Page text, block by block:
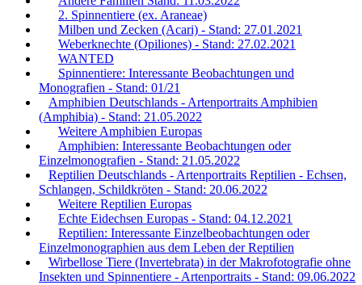
2. Spinnentiere (ex. Araneae)
Milben und Zecken (Acari) - Stand: 27.01.2021
Weberknechte (Opiliones) - Stand: 27.02.2021
WANTED
Spinnentiere: Interessante Beobachtungen und
Monografien - Stand: 01/21
Amphibien Deutschlands - Artenportraits Amphibien
(Amphibia) - Stand: 21.05.2022
Weitere Amphibien Europas
Amphibien: Interessante Beobachtungen oder
Einzelmonografien - Stand: 21.05.2022
Reptilien Deutschlands - Artenportraits Reptilien - Echsen,
Schlangen, Schildkröten - Stand: 20.06.2022
Weitere Reptilien Europas
Echte Eidechsen Europas - Stand: 04.12.2021
Reptilien: Interessante Einzelbeobachtungen oder
Einzelmonographien aus dem Leben der Reptilien
Wirbellose Tiere (Invertebrata) in der Makrofotografie ohne
Insekten und Spinnentiere - Artenportraits - Stand: 09.06.2022